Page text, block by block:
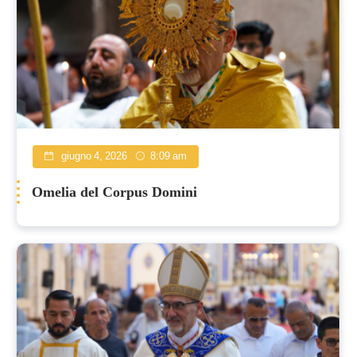
giugno 4, 2026 8:09 am
Omelia del Corpus Domini